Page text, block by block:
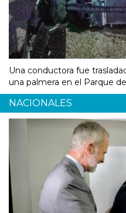
Una conductora fue
una palmera en el Parque
NACIONALES